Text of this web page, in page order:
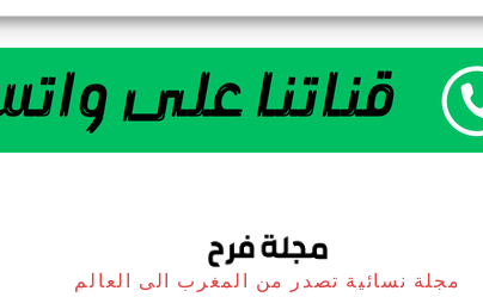
مجلة نسائية تصدر من المغرب الى العالم